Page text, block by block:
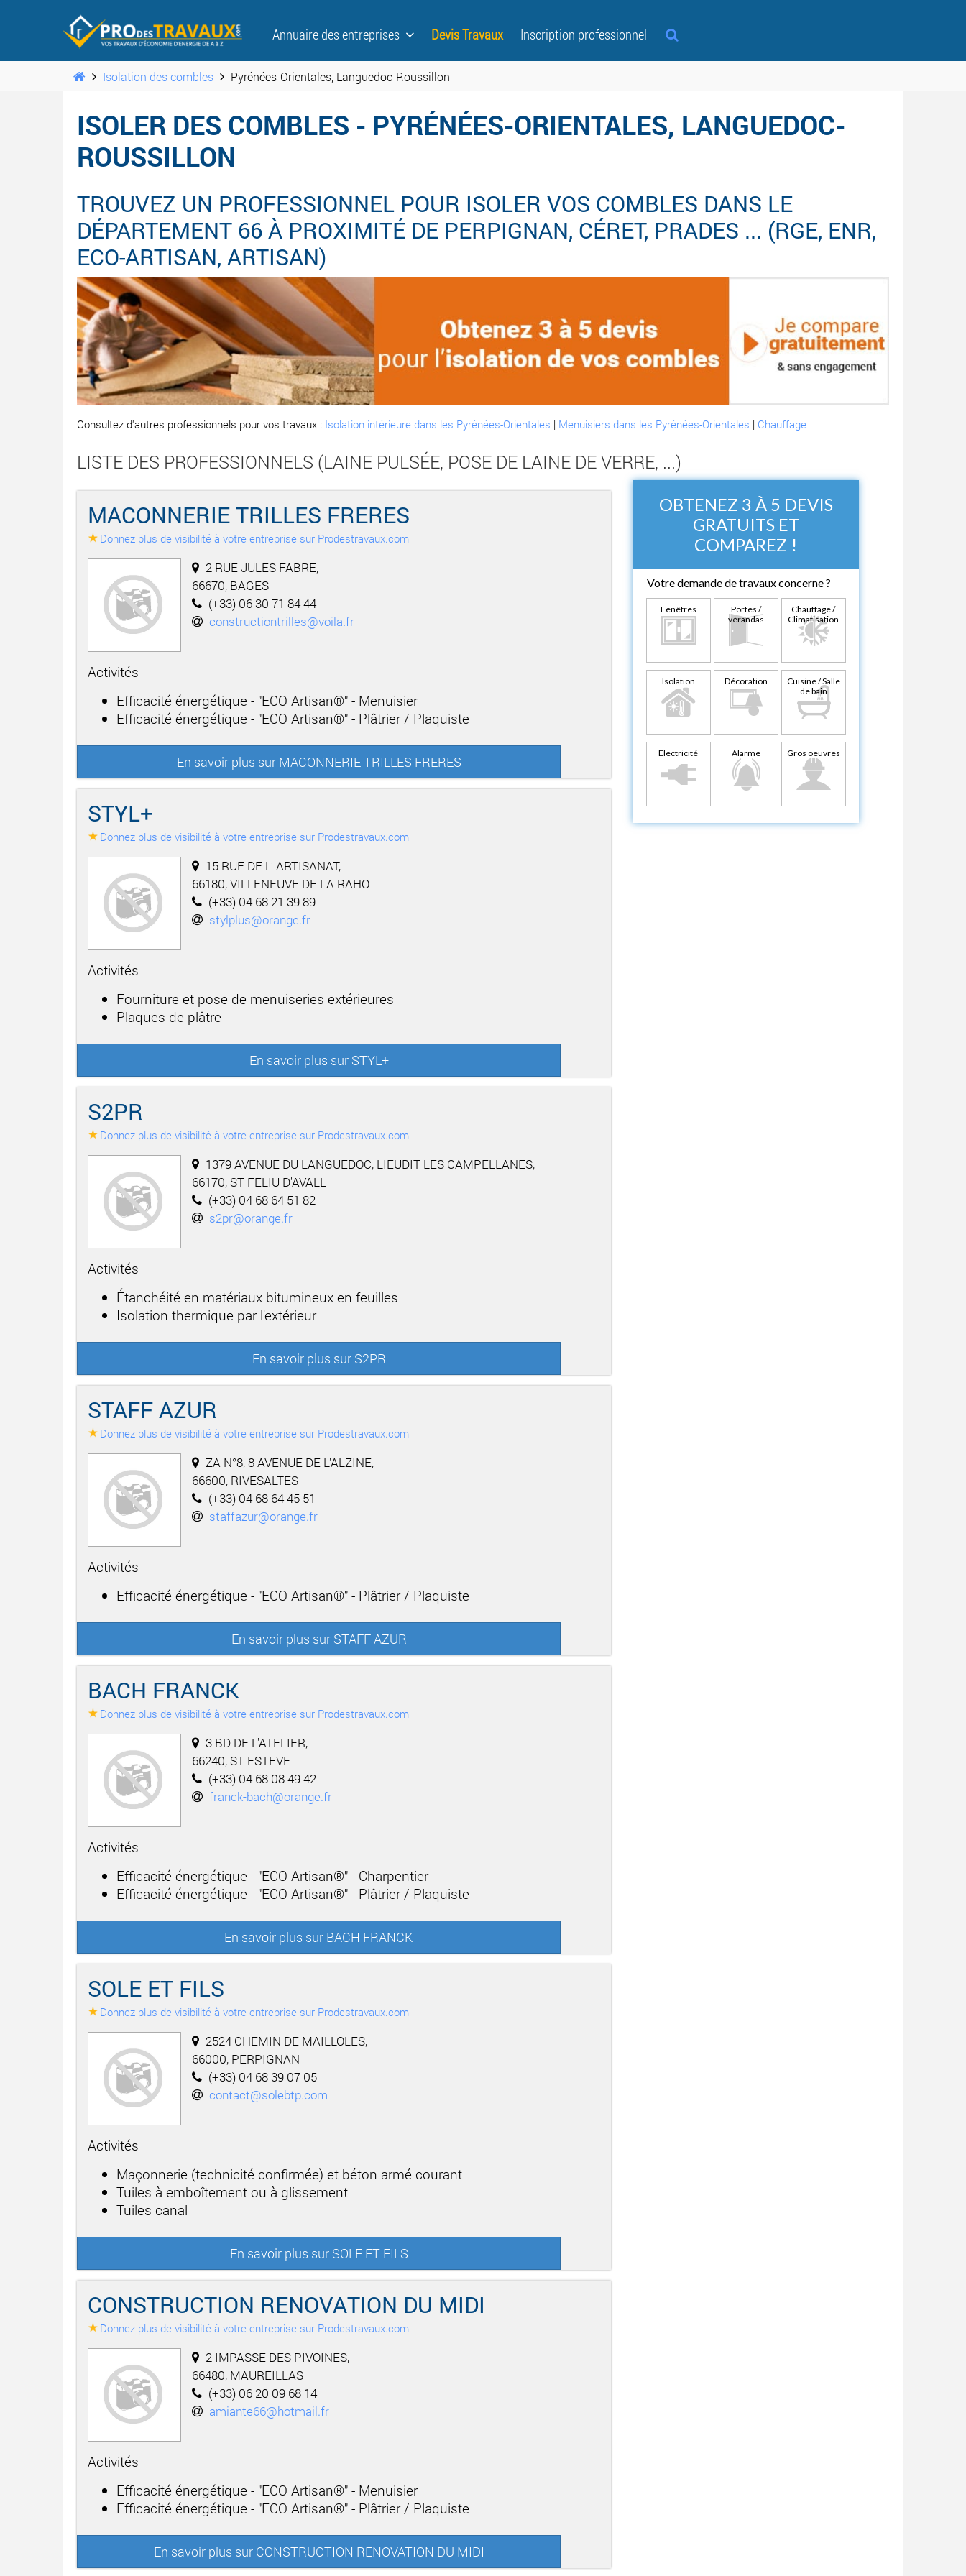
Annuaire des entreprises Devis Travaux Inscription professionnel
Isolation des combles Pyrénées-Orientales, Languedoc-Roussillon
ISOLER DES COMBLES - PYRÉNÉES-ORIENTALES, LANGUEDOC-
ROUSSILLON
TROUVEZ UN PROFESSIONNEL POUR ISOLER VOS COMBLES DANS LE
DÉPARTEMENT 66 À PROXIMITÉ DE PERPIGNAN, CÉRET, PRADES ... (RGE, ENR,
ECO-ARTISAN, ARTISAN)
Consultez d'autres professionnels pour vos travaux : Isolation intérieure dans les Pyrénées-Orientales | Menuisiers dans les Pyrénées-Orientales | Chauffage
LISTE DES PROFESSIONNELS (LAINE PULSÉE, POSE DE LAINE DE VERRE, ...)
MACONNERIE TRILLES FRERES
Donnez plus de visibilité à votre entreprise sur Prodestravaux.com
2 RUE JULES FABRE,
66670, BAGES
(+33) 06 30 71 84 44
constructiontrilles@voila.fr
Activités
Efficacité énergétique - "ECO Artisan®" - Menuisier
Efficacité énergétique - "ECO Artisan®" - Plâtrier / Plaquiste
En savoir plus sur MACONNERIE TRILLES FRERES
STYL+
Donnez plus de visibilité à votre entreprise sur Prodestravaux.com
15 RUE DE L' ARTISANAT,
66180, VILLENEUVE DE LA RAHO
(+33) 04 68 21 39 89
stylplus@orange.fr
Activités
Fourniture et pose de menuiseries extérieures
Plaques de plâtre
En savoir plus sur STYL+
S2PR
Donnez plus de visibilité à votre entreprise sur Prodestravaux.com
1379 AVENUE DU LANGUEDOC, LIEUDIT LES CAMPELLANES,
66170, ST FELIU D'AVALL
(+33) 04 68 64 51 82
s2pr@orange.fr
Activités
Étanchéité en matériaux bitumineux en feuilles
Isolation thermique par l'extérieur
En savoir plus sur S2PR
STAFF AZUR
Donnez plus de visibilité à votre entreprise sur Prodestravaux.com
ZA N°8, 8 AVENUE DE L'ALZINE,
66600, RIVESALTES
(+33) 04 68 64 45 51
staffazur@orange.fr
Activités
Efficacité énergétique - "ECO Artisan®" - Plâtrier / Plaquiste
En savoir plus sur STAFF AZUR
BACH FRANCK
Donnez plus de visibilité à votre entreprise sur Prodestravaux.com
3 BD DE L'ATELIER,
66240, ST ESTEVE
(+33) 04 68 08 49 42
franck-bach@orange.fr
Activités
Efficacité énergétique - "ECO Artisan®" - Charpentier
Efficacité énergétique - "ECO Artisan®" - Plâtrier / Plaquiste
En savoir plus sur BACH FRANCK
SOLE ET FILS
Donnez plus de visibilité à votre entreprise sur Prodestravaux.com
2524 CHEMIN DE MAILLOLES,
66000, PERPIGNAN
(+33) 04 68 39 07 05
contact@solebtp.com
Activités
Maçonnerie (technicité confirmée) et béton armé courant
Tuiles à emboîtement ou à glissement
Tuiles canal
En savoir plus sur SOLE ET FILS
CONSTRUCTION RENOVATION DU MIDI
Donnez plus de visibilité à votre entreprise sur Prodestravaux.com
2 IMPASSE DES PIVOINES,
66480, MAUREILLAS
(+33) 06 20 09 68 14
amiante66@hotmail.fr
Activités
Efficacité énergétique - "ECO Artisan®" - Menuisier
Efficacité énergétique - "ECO Artisan®" - Plâtrier / Plaquiste
En savoir plus sur CONSTRUCTION RENOVATION DU MIDI
OBTENEZ 3 À 5 DEVIS
GRATUITS ET
COMPAREZ !
Votre demande de travaux concerne ?
Fenêtres
Portes /
vérandas
Chauffage /
Climatisation
Isolation Décoration
Cuisine / Salle
de bain
Electricité Alarme Gros oeuvres